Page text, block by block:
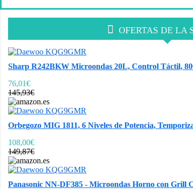
OFERTAS DE LA
Sharp R242BKW Microondas 20L, Control Táctil,
76,01€
145,93€
Orbegozo MIG 1811, 6 Niveles de Potencia,
108,00€
149,87€
Panasonic NN-DF385 - Microondas Horno con Grill